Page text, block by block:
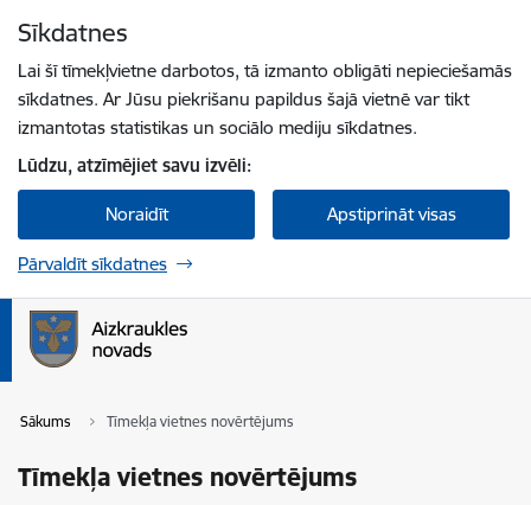
Sīkdatnes
Lai šī tīmekļvietne darbotos, tā izmanto obligāti nepieciešamās
sīkdatnes. Ar Jūsu piekrišanu papildus šajā vietnē var tikt
izmantotas statistikas un sociālo mediju sīkdatnes.
Lūdzu, atzīmējiet savu izvēli:
Noraidīt Apstiprināt visas
Pārvaldīt sīkdatnes
Sākums Tīmekļa vietnes novērtējums
Tīmekļa vietnes novērtējums